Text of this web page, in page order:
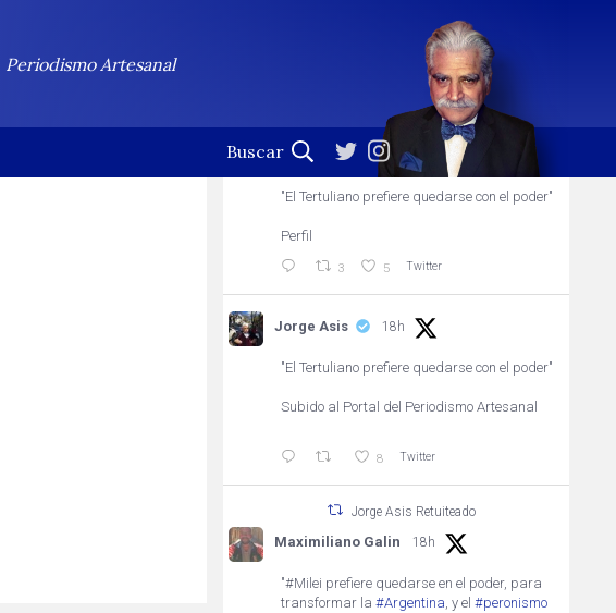
Periodismo Artesanal
Seguir
Profesional de la palabra. (En esta cuenta no se leen
Jorge Asis 12h
"El Tertuliano prefiere quedarse con el poder"
Perfil
3 5 Twitter
Jorge Asis 18h
"El Tertuliano prefiere quedarse con el poder"
Subido al Portal del Periodismo Artesanal
8 Twitter
Jorge Asis Retuiteado
Maximiliano Galin 18h
"#Milei prefiere quedarse en el poder, para
transformar la #Argentina , y el #peronismo